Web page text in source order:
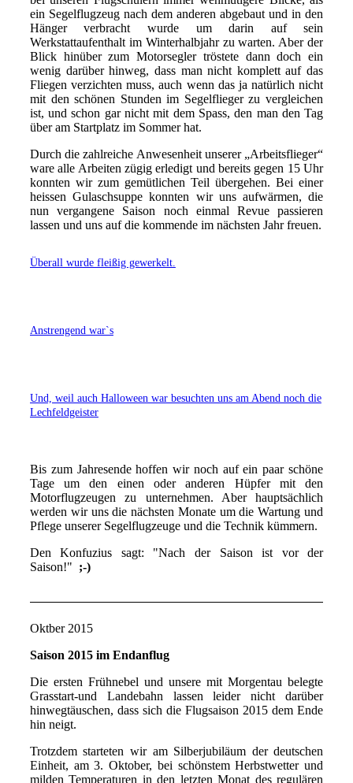
ein Segelflugzeug nach dem anderen abgebaut und in den
Hänger verbracht wurde um darin auf sein
Werkstattaufenthalt im Winterhalbjahr zu warten. Aber der
Blick hinüber zum Motorsegler tröstete dann doch ein
wenig darüber hinweg, dass man nicht komplett auf das
Fliegen verzichten muss, auch wenn das ja natürlich nicht
mit den schönen Stunden im Segelflieger zu vergleichen
ist, und schon gar nicht mit dem Spass, den man den Tag
über am Startplatz im Sommer hat.
Durch die zahlreiche Anwesenheit unserer „Arbeitsflieger“
ware alle Arbeiten zügig erledigt und bereits gegen 15 Uhr
konnten wir zum gemütlichen Teil übergehen. Bei einer
heissen Gulaschsuppe konnten wir uns aufwärmen, die
nun vergangene Saison noch einmal Revue passieren
lassen und uns auf die kommende im nächsten Jahr freuen.
Überall wurde fleißig gewerkelt.
Anstrengend war`s
Und, weil auch Halloween war besuchten uns am Abend noch die
Lechfeldgeister
Bis zum Jahresende hoffen wir noch auf ein paar schöne
Tage um den einen oder anderen Hüpfer mit den
Motorflugzeugen zu unternehmen. Aber hauptsächlich
werden wir uns die nächsten Monate um die Wartung und
Pflege unserer Segelflugzeuge und die Technik kümmern.
Den Konfuzius sagt: "Nach der Saison ist vor der
Saison!" ;-)
Oktber 2015
Saison 2015 im Endanflug
Die ersten Frühnebel und unsere mit Morgentau belegte
Grasstart-und Landebahn lassen leider nicht darüber
hinwegtäuschen, dass sich die Flugsaison 2015 dem Ende
hin neigt.
Trotzdem starteten wir am Silberjubiläum der deutschen
Einheit, am 3. Oktober, bei schönstem Herbstwetter und
milden Temperaturen in den letzten Monat des regulären